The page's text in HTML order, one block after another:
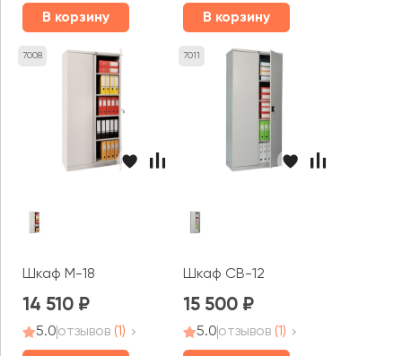
В корзину В корзину
7008
Шкаф M-18
14 510
5.0отзывов (1)
7011
Шкаф CB-12
15 500
5.0отзывов (1)